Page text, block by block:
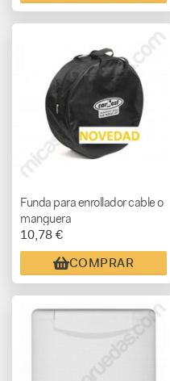
Funda para enrollador cable o
manguera
10,78 €
COMPRAR